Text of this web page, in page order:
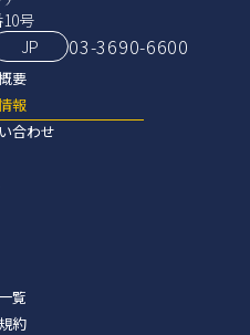
号
JP 03‑3690‑6600
要
報
合わせ
覧
約